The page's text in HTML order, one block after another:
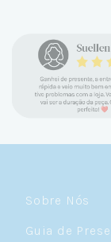
mimos e
e amo
um brilho
Sobre Nós
Guia de